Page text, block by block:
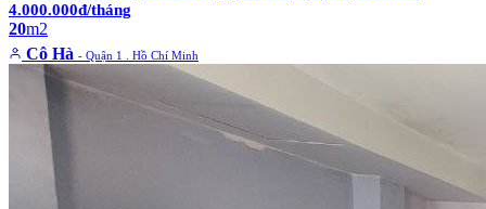
4.000.000đ/tháng
20m2
Cô Hà - Quận 1 . Hồ Chí Minh